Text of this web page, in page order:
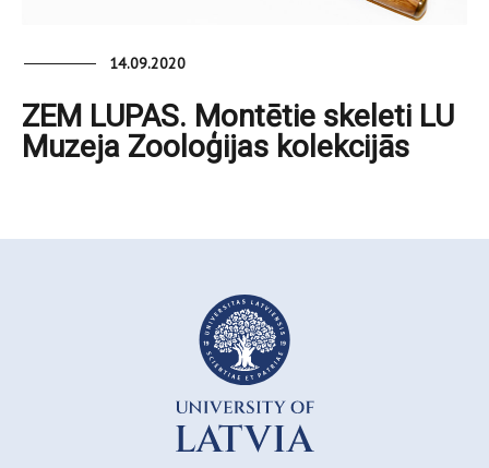
14.09.2020
ZEM LUPAS. Montētie skeleti LU
Muzeja Zooloģijas kolekcijās